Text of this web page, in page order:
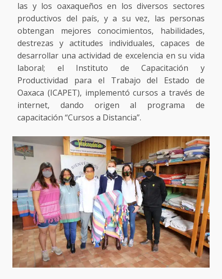
las y los oaxaqueños en los diversos sectores
productivos del país, y a su vez, las personas
obtengan mejores conocimientos, habilidades,
destrezas y actitudes individuales, capaces de
desarrollar una actividad de excelencia en su vida
laboral; el Instituto de Capacitación y
Productividad para el Trabajo del Estado de
Oaxaca (ICAPET), implementó cursos a través de
internet, dando origen al programa de
capacitación “Cursos a Distancia”.